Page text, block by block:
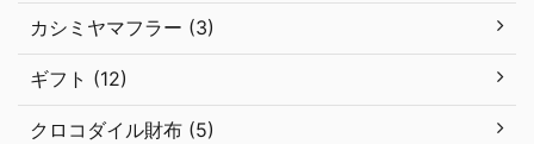
カシミヤマフラー (3)
ギフト (12)
クロコダイル財布 (5)